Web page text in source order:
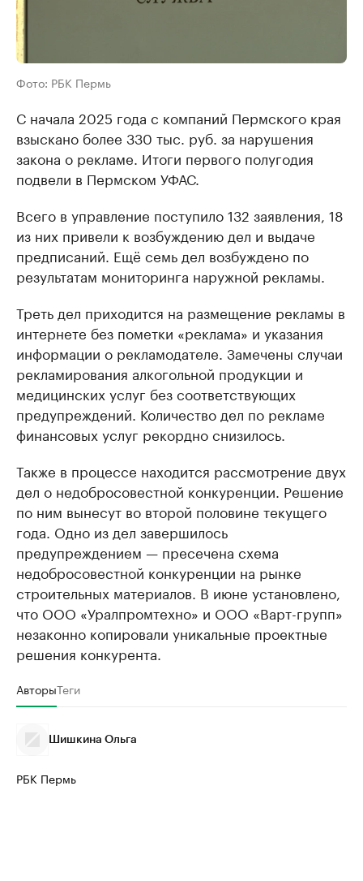
Фото: РБК Пермь
С начала 2025 года с компаний Пермского края
взыскано более 330 тыс. руб. за нарушения
закона о рекламе. Итоги первого полугодия
подвели в Пермском УФАС.
Всего в управление поступило 132 заявления, 18
из них привели к возбуждению дел и выдаче
предписаний. Ещё семь дел возбуждено по
результатам мониторинга наружной рекламы.
Треть дел приходится на размещение рекламы в
интернете без пометки «реклама» и указания
информации о рекламодателе. Замечены случаи
рекламирования алкогольной продукции и
медицинских услуг без соответствующих
предупреждений. Количество дел по рекламе
финансовых услуг рекордно снизилось.
Также в процессе находится рассмотрение двух
дел о недобросовестной конкуренции. Решение
по ним вынесут во второй половине текущего
года. Одно из дел завершилось
предупреждением — пресечена схема
недобросовестной конкуренции на рынке
строительных материалов. В июне установлено,
что ООО «Уралпромтехно» и ООО «Варт-групп»
незаконно копировали уникальные проектные
решения конкурента.
АвторыТеги
Шишкина Ольга
РБК Пермь